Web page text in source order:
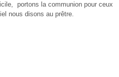
portons la communion pour ceux
nous disons au prêtre.